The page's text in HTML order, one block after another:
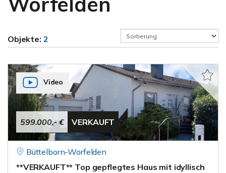
Objekte: 2
599.000,- € VERKAUFT
Video
Büttelborn-Worfelden
**VERKAUFT** Top gepflegtes Haus mit idyllisch